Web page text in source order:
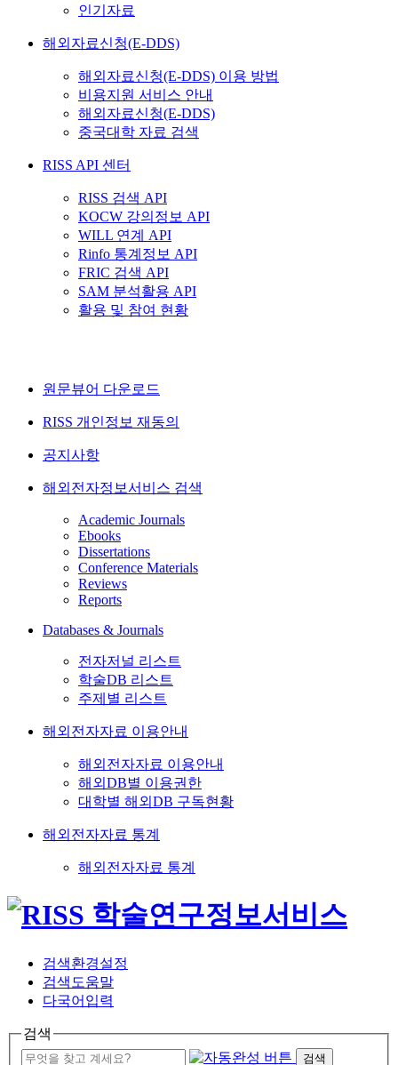
인기자료
해외자료신청(E-DDS)
해외자료신청(E-DDS) 이용 방법
비용지원 서비스 안내
해외자료신청(E-DDS)
중국대학 자료 검색
RISS API 센터
RISS 검색 API
KOCW 강의정보 API
WILL 연계 API
Rinfo 통계정보 API
FRIC 검색 API
SAM 분석활용 API
활용 및 참여 현황
원문뷰어 다운로드
RISS 개인정보 재동의
공지사항
해외전자정보서비스 검색
Academic Journals
Ebooks
Dissertations
Conference Materials
Reviews
Reports
Databases & Journals
전자저널 리스트
학술DB 리스트
주제별 리스트
해외전자자료 이용안내
해외전자자료 이용안내
해외DB별 이용권한
대학별 해외DB 구독현황
해외전자자료 통계
해외전자자료 통계
검색환경설정
검색도움말
다국어입력
검색
검색